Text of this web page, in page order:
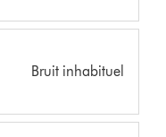
Bruit inhabituel